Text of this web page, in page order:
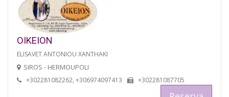
OIKEION
ELISAVET ANTONIOU XANTHAKI
SIROS - HERMOUPOLI
+302281082262, +306974097413 +302281087705